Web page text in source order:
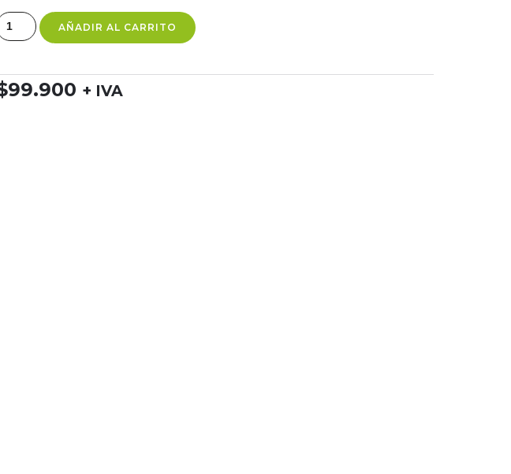
AÑADIR AL CARRITO
99.900 + IVA